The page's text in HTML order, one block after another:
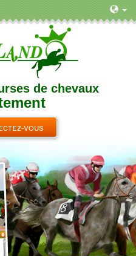
de chevaux
vous